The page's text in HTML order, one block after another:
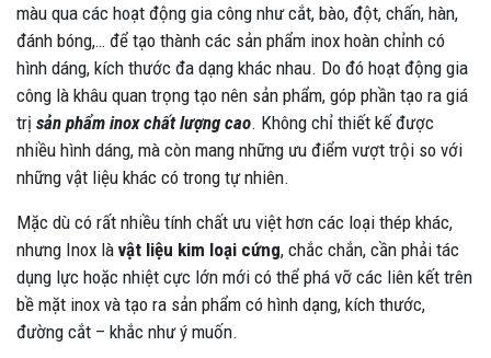
màu qua các hoạt động gia công như cắt, bào, đột, chấn, hàn,
đánh bóng,… để tạo thành các sản phẩm inox hoàn chỉnh có
hình dáng, kích thước đa dạng khác nhau. Do đó hoạt động gia
công là khâu quan trọng tạo nên sản phẩm, góp phần tạo ra giá
trị sản phẩm inox chất lượng cao. Không chỉ thiết kế được
nhiều hình dáng, mà còn mang những ưu điểm vượt trội so với
những vật liệu khác có trong tự nhiên.
Mặc dù có rất nhiều tính chất ưu việt hơn các loại thép khác,
nhưng Inox là vật liệu kim loại cứng, chắc chắn, cần phải tác
dụng lực hoặc nhiệt cực lớn mới có thể phá vỡ các liên kết trên
bề mặt inox và tạo ra sản phẩm có hình dạng, kích thước,
đường cắt – khắc như ý muốn.